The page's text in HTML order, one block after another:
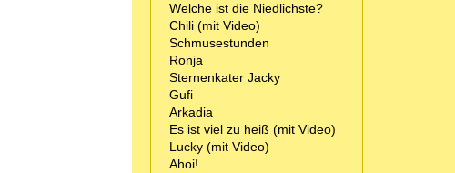
Welche ist die Niedlichste?
Chili (mit Video)
Schmusestunden
Ronja
Sternenkater Jacky
Gufi
Arkadia
Es ist viel zu heiß (mit Video)
Lucky (mit Video)
Ahoi!